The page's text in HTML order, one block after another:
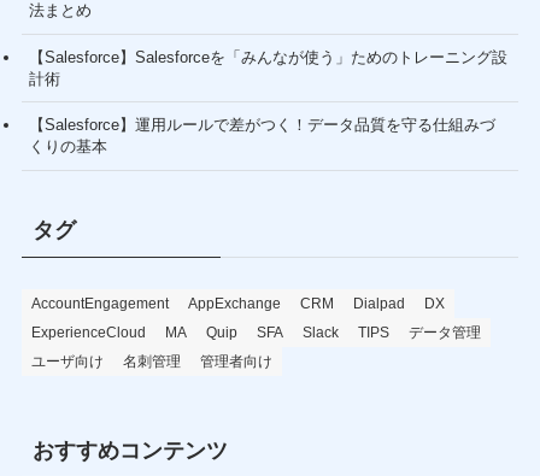
法まとめ
【Salesforce】Salesforceを「みんなが使う」ためのトレーニング設
計術
【Salesforce】運用ルールで差がつく！データ品質を守る仕組みづ
くりの基本
タグ
AccountEngagement AppExchange CRM Dialpad
DX
ExperienceCloud
MA Quip SFA Slack TIPS
データ管理
ユーザ向け
名刺管理 管理者向け
おすすめコンテンツ